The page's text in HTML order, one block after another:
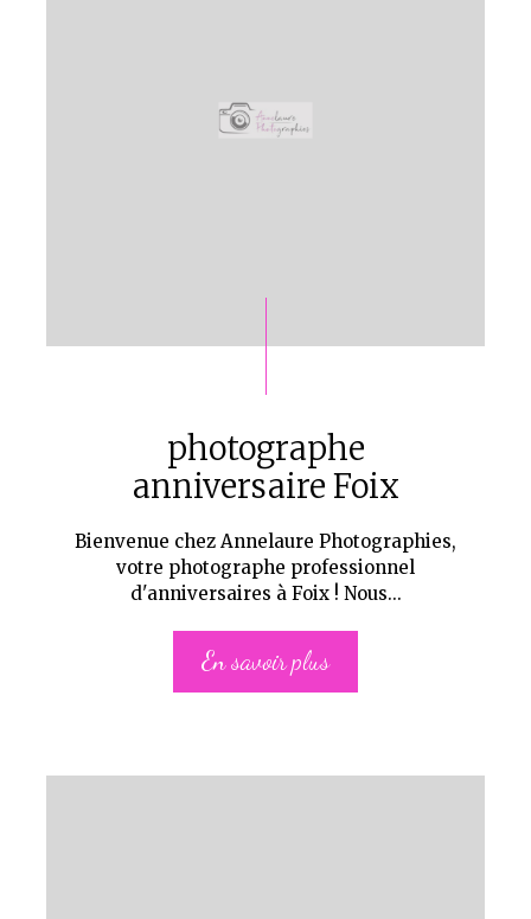
photographe
anniversaire Foix
Bienvenue chez Annelaure Photographies,
votre photographe professionnel
d'anniversaires à Foix ! Nous...
En savoir plus